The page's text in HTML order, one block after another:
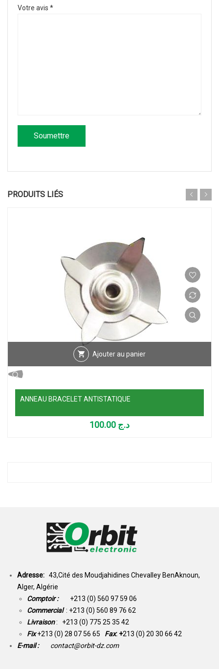
Votre avis *
PRODUITS LIÉS
Ajouter au panier
ANNEAU BRACELET ANTISTATIQUE
د.ج
Adresse: 43,Cité des Moudjahidines Chevalley BenAknoun,
Alger, Algérie
Comptoir : +213 (0) 560 97 59 06
Commercial : +213 (0) 560 89 76 62
Livraison: +213 (0) 775 25 35 42
Fix +213 (0) 28 07 56 65 Fax: +213 (0) 20 30 66 42
E-mail :
contact@orbit-dz.com